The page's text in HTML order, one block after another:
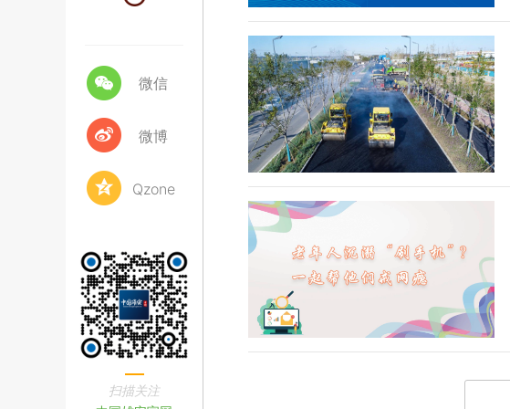
微信
微博
Qzone
扫描关注